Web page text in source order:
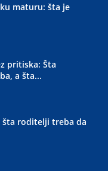
maturu: šta je
pritiska: Šta
a šta...
šta roditelji treba da